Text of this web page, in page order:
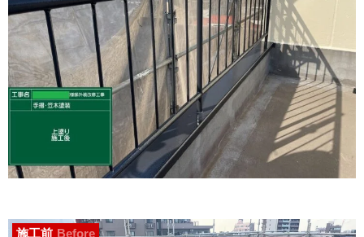
施工前 Before